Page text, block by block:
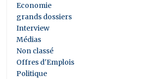
Economie
grands dossiers
Interview
Médias
Non classé
Offres d'Emplois
Politique